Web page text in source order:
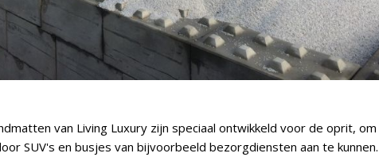
van Living Luxury zijn speciaal ontwikkeld voor de oprit, om
SUV's en busjes van bijvoorbeeld bezorgdiensten aan te kunnen.